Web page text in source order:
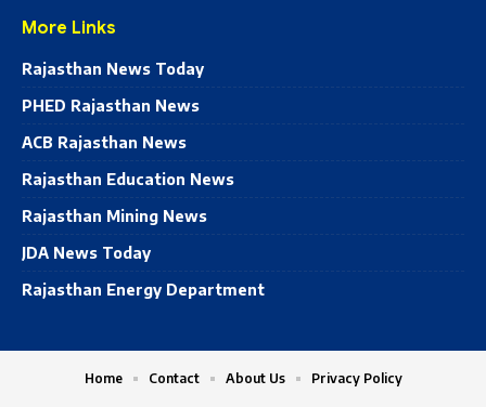
More Links
Rajasthan News Today
PHED Rajasthan News
ACB Rajasthan News
Rajasthan Education News
Rajasthan Mining News
JDA News Today
Rajasthan Energy Department
Home Contact About Us Privacy Policy